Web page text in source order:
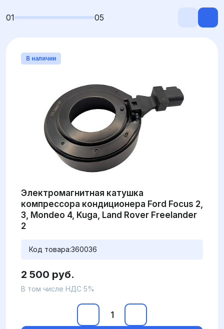
01 05
В наличии
Электромагнитная катушка
компрессора кондиционера Ford Focus 2,
3, Mondeo 4, Kuga, Land Rover Freelander
2
Код товара:360036
2 500 руб.
В том числе НДС 5%